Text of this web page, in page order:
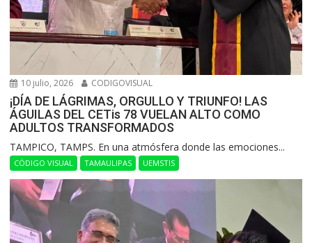
10 julio, 2026 CODIGOVISUAL
¡DÍA DE LÁGRIMAS, ORGULLO Y TRIUNFO! LAS
ÁGUILAS DEL CETis 78 VUELAN ALTO COMO
ADULTOS TRANSFORMADOS
​TAMPICO, TAMPS. En una atmósfera donde las emociones...
CÓDIGO VISUAL TAMAULIPAS UEMSTIS